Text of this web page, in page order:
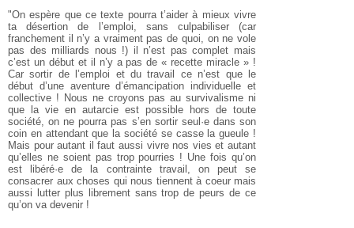
"On espère que ce texte pourra t’aider à mieux vivre
ta désertion de l’emploi, sans culpabiliser (car
franchement il n’y a vraiment pas de quoi, on ne vole
pas des milliards nous !) il n’est pas complet mais
c’est un début et il n’y a pas de « recette miracle » !
Car sortir de l’emploi et du travail ce n’est que le
début d’une aventure d’émancipation individuelle et
collective ! Nous ne croyons pas au survivalisme ni
que la vie en autarcie est possible hors de toute
société, on ne pourra pas s’en sortir seul·e dans son
coin en attendant que la société se casse la gueule !
Mais pour autant il faut aussi vivre nos vies et autant
qu’elles ne soient pas trop pourries ! Une fois qu’on
est libéré·e de la contrainte travail, on peut se
consacrer aux choses qui nous tiennent à coeur mais
aussi lutter plus librement sans trop de peurs de ce
qu’on va devenir !